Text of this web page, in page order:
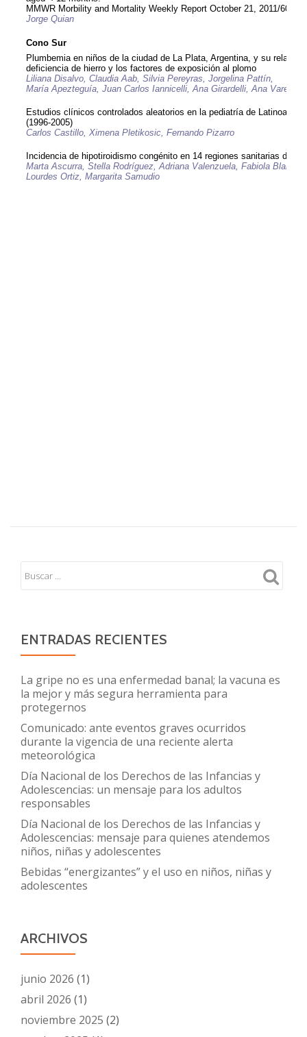
ENTRADAS RECIENTES
La gripe no es una enfermedad banal; la vacuna es
la mejor y más segura herramienta para
protegernos
Comunicado: ante eventos graves ocurridos
durante la vigencia de una reciente alerta
meteorológica
Día Nacional de los Derechos de las Infancias y
Adolescencias: un mensaje para los adultos
responsables
Día Nacional de los Derechos de las Infancias y
Adolescencias: mensaje para quienes atendemos
niños, niñas y adolescentes
Bebidas “energizantes” y el uso en niños, niñas y
adolescentes
ARCHIVOS
junio 2026 (1)
abril 2026 (1)
noviembre 2025 (2)